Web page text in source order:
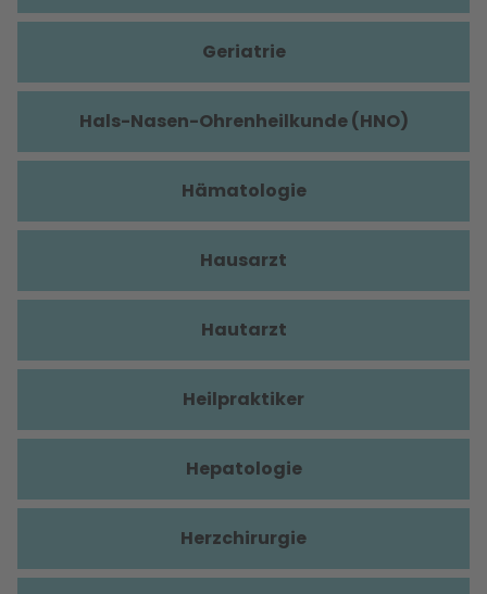
Geriatrie
Hals-Nasen-Ohrenheilkunde (HNO)
Hämatologie
Hausarzt
Hautarzt
Heilpraktiker
Hepatologie
Herzchirurgie